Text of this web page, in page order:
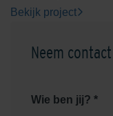
Bekijk project
Neem
Wie ben jij? *